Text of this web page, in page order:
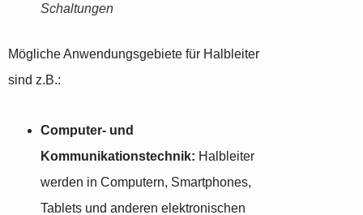
Schaltungen
Mögliche Anwendungsgebiete für Halbleiter
sind z.B.:
Computer- und
Kommunikationstechnik: Halbleiter
werden in Computern, Smartphones,
Tablets und anderen elektronischen